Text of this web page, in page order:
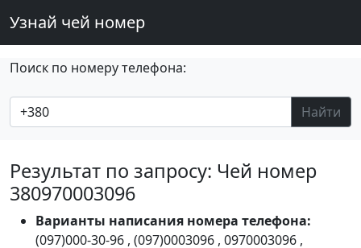
Узнай чей номер
Поиск по номеру телефона:
Найти
Результат по запросу: Чей номер
380970003096
Варианты написания номера телефона:
(097)000-30-96 , (097)0003096 , 0970003096 ,